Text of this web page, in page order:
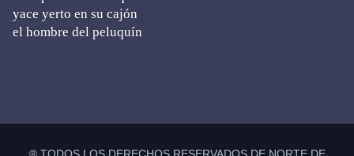
yace yerto en su cajón
el hombre del peluquín